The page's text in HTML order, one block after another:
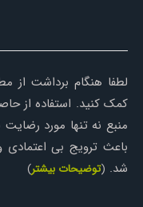
لطفا هنگام برداشت از
کمک کنید. استفاده از
منبع نه تنها مورد
باعث ترویج بی اعتمادی
شد. (توضیحات بیشتر)